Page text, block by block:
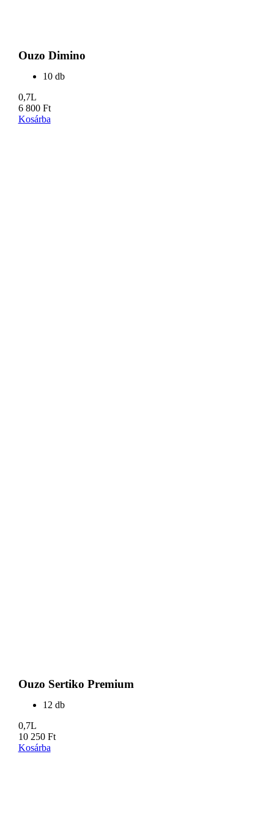
Ouzo Dimino
10 db
0,7L
6 800 Ft
Kosárba
Ouzo Sertiko Premium
12 db
0,7L
10 250 Ft
Kosárba